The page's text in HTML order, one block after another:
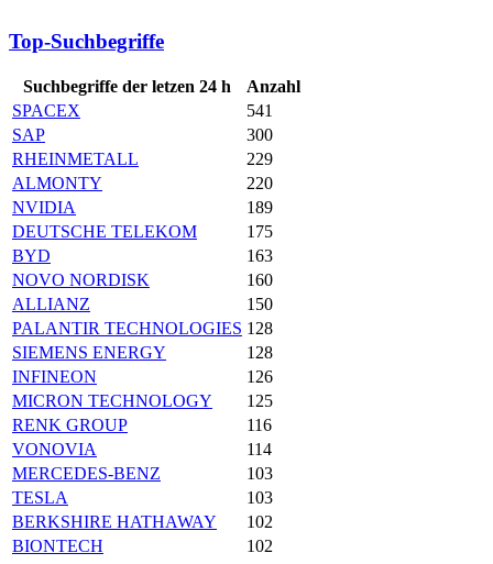
Top-Suchbegriffe
Suchbegriffe der letzen 24 h
Anzahl
SPACEX
541
SAP
300
RHEINMETALL
229
ALMONTY
220
NVIDIA
189
DEUTSCHE TELEKOM
175
BYD
163
NOVO NORDISK
160
ALLIANZ
150
PALANTIR TECHNOLOGIES 128
SIEMENS ENERGY
128
INFINEON
126
MICRON TECHNOLOGY
125
RENK GROUP
116
VONOVIA
114
MERCEDES-BENZ
103
TESLA
103
BERKSHIRE HATHAWAY
102
BIONTECH
102